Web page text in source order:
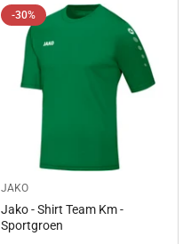
-30%
JAKO
Jako - Shirt Team Km -
Sportgroen